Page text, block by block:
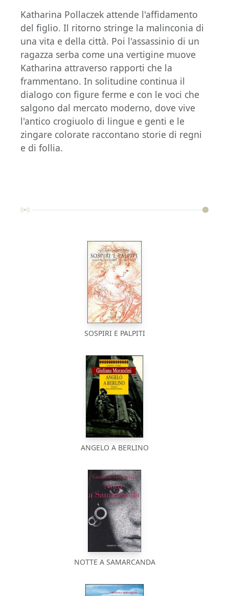
Katharina Pollaczek attende l'affidamento
del figlio. Il ritorno stringe la malinconia di
una vita e della città. Poi l'assassinio di un
ragazza serba come una vertigine muove
Katharina attraverso rapporti che la
frammentano. In solitudine continua il
dialogo con figure ferme e con le voci che
salgono dal mercato moderno, dove vive
l'antico crogiuolo di lingue e genti e le
zingare colorate raccontano storie di regni
e di follia.
SOSPIRI E PALPITI
ANGELO A BERLINO
NOTTE A SAMARCANDA